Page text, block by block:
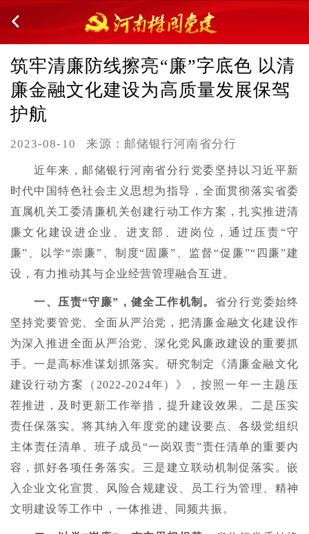
筑牢清廉防线擦亮“廉”字底色 以清
廉金融文化建设为高质量发展保驾
护航
2023-08-10 来源：邮储银行河南省分行
近年来，邮储银行河南省分行党委坚持以习近平新
时代中国特色社会主义思想为指导，全面贯彻落实省委
直属机关工委清廉机关创建行动工作方案，扎实推进清
廉文化建设进企业、进支部、进岗位，通过压责“守
廉”、以学“崇廉”、制度“固廉”、监督“促廉”“四廉”建
设，有力推动其与企业经营管理融合互进。
一、压责“守廉”，健全工作机制。 省分行党委始终
坚持党要管党、全面从严治党，把清廉金融文化建设作
为深入推进全面从严治党、深化党风廉政建设的重要抓
手。一是高标准谋划抓落实。研究制定《清廉金融文化
建设行动方案（2022-2024年）》，按照一年一主题压
茬推进，及时更新工作举措，提升建设效果。二是压实
责任保落实。将其纳入年度党的建设要点、各级党组织
主体责任清单、班子成员“一岗双责”责任清单的重要内
容，抓好各项任务落实。三是建立联动机制促落实。嵌
入企业文化宣贯、风险合规建设、员工行为管理、精神
文明建设等工作中，一体推进、同频共振。